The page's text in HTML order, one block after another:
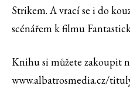
Strikem. A vrací se i do
scénářem k filmu
Knihu si můžete zakoupit
www.albatrosmedia.cz/